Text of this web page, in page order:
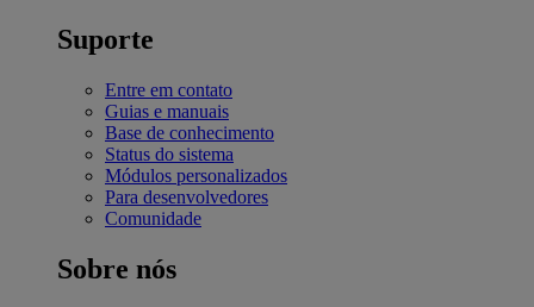
Suporte
Entre em contato
Guias e manuais
Base de conhecimento
Status do sistema
Módulos personalizados
Para desenvolvedores
Comunidade
Sobre nós